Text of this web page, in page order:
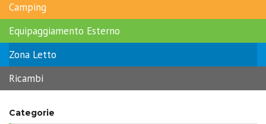
Camping
Equipaggiamento Esterno
Zona Letto
Ricambi
Categorie